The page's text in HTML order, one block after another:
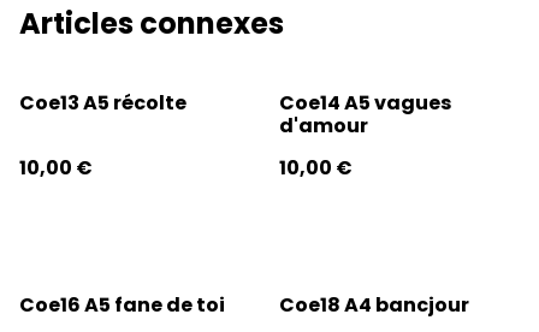
Articles connexes
Coe13 A5 récolte
10,00 €
Coe14 A5 vagues
d'amour
10,00 €
Coe16 A5 fane de toi
Coe18 A4 bancjour